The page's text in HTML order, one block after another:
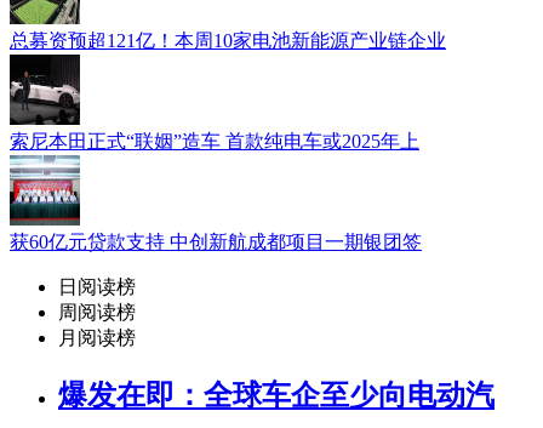
总募资预超121亿！本周10家电池新能源产业链企业
索尼本田正式“联姻”造车 首款纯电车或2025年上
获60亿元贷款支持 中创新航成都项目一期银团签
日阅读榜
周阅读榜
月阅读榜
爆发在即：全球车企至少向电动汽